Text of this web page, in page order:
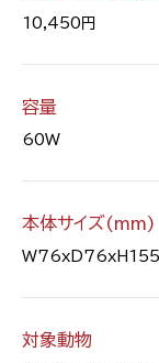
10,450円
容量
60W
本体サイズ(mm)
W76xD76xH155
対象動物